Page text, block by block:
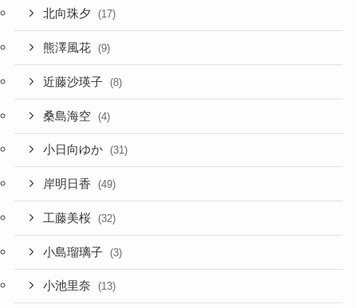
北向珠夕 (17)
熊澤風花 (9)
近藤沙瑛子 (8)
桑島海空 (4)
小日向ゆか (31)
岸明日香 (49)
工藤美桜 (32)
小島瑠璃子 (3)
小池里奈 (13)